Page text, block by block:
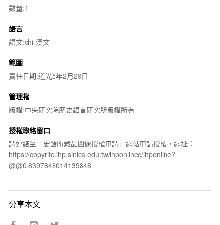
數量:1
語言
語文:chi-漢文
範圍
責任日期:道光5年2月29日
管理權
版權:中央研究院歷史語言研究所版權所有
授權聯絡窗口
請連結至「史語所藏品圖像授權申請」網站申請授權，網址：
https://copyrite.ihp.sinica.edu.tw/ihponlinec/ihponline?
@@0.8397848014139848
分享本文